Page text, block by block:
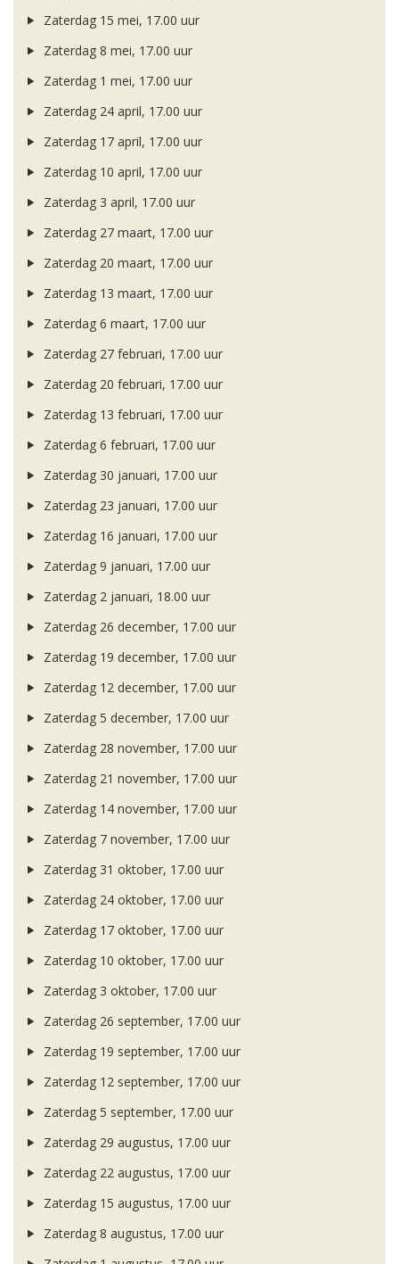
Zaterdag 15 mei, 17.00 uur
Zaterdag 8 mei, 17.00 uur
Zaterdag 1 mei, 17.00 uur
Zaterdag 24 april, 17.00 uur
Zaterdag 17 april, 17.00 uur
Zaterdag 10 april, 17.00 uur
Zaterdag 3 april, 17.00 uur
Zaterdag 27 maart, 17.00 uur
Zaterdag 20 maart, 17.00 uur
Zaterdag 13 maart, 17.00 uur
Zaterdag 6 maart, 17.00 uur
Zaterdag 27 februari, 17.00 uur
Zaterdag 20 februari, 17.00 uur
Zaterdag 13 februari, 17.00 uur
Zaterdag 6 februari, 17.00 uur
Zaterdag 30 januari, 17.00 uur
Zaterdag 23 januari, 17.00 uur
Zaterdag 16 januari, 17.00 uur
Zaterdag 9 januari, 17.00 uur
Zaterdag 2 januari, 18.00 uur
Zaterdag 26 december, 17.00 uur
Zaterdag 19 december, 17.00 uur
Zaterdag 12 december, 17.00 uur
Zaterdag 5 december, 17.00 uur
Zaterdag 28 november, 17.00 uur
Zaterdag 21 november, 17.00 uur
Zaterdag 14 november, 17.00 uur
Zaterdag 7 november, 17.00 uur
Zaterdag 31 oktober, 17.00 uur
Zaterdag 24 oktober, 17.00 uur
Zaterdag 17 oktober, 17.00 uur
Zaterdag 10 oktober, 17.00 uur
Zaterdag 3 oktober, 17.00 uur
Zaterdag 26 september, 17.00 uur
Zaterdag 19 september, 17.00 uur
Zaterdag 12 september, 17.00 uur
Zaterdag 5 september, 17.00 uur
Zaterdag 29 augustus, 17.00 uur
Zaterdag 22 augustus, 17.00 uur
Zaterdag 15 augustus, 17.00 uur
Zaterdag 8 augustus, 17.00 uur